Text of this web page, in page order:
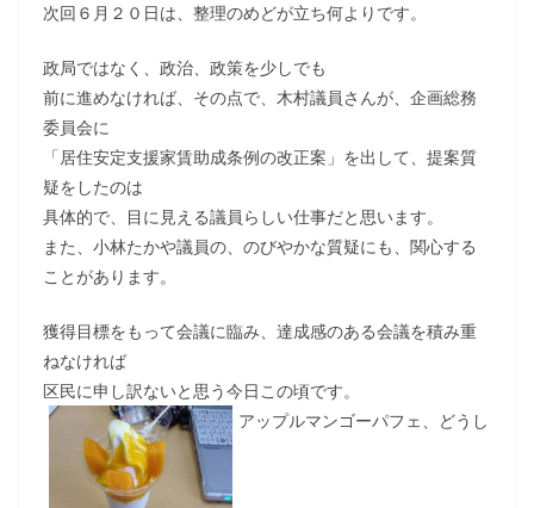
次回６月２０日は、整理のめどが立ち何よりです。
政局ではなく、政治、政策を少しでも
前に進めなければ、その点で、木村議員さんが、企画総務
委員会に
「居住安定支援家賃助成条例の改正案」を出して、提案質
疑をしたのは
具体的で、目に見える議員らしい仕事だと思います。
また、小林たかや議員の、のびやかな質疑にも、関心する
ことがあります。
獲得目標をもって会議に臨み、達成感のある会議を積み重
ねなければ
区民に申し訳ないと思う今日この頃です。
アップルマンゴーパフェ、どうし